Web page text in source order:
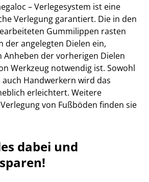
– Verlegesystem ist eine
Verlegung garantiert. Die in den
Gummilippen rasten
der angelegten Dielen ein,
Anheben der vorherigen Dielen
Werkzeug notwendig ist. Sowohl
Handwerkern wird das
erleichtert. Weitere
von Fußböden finden sie
dabei und